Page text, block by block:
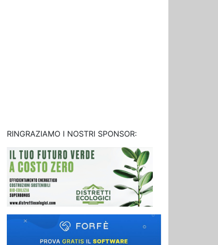
RINGRAZIAMO I NOSTRI SPONSOR: